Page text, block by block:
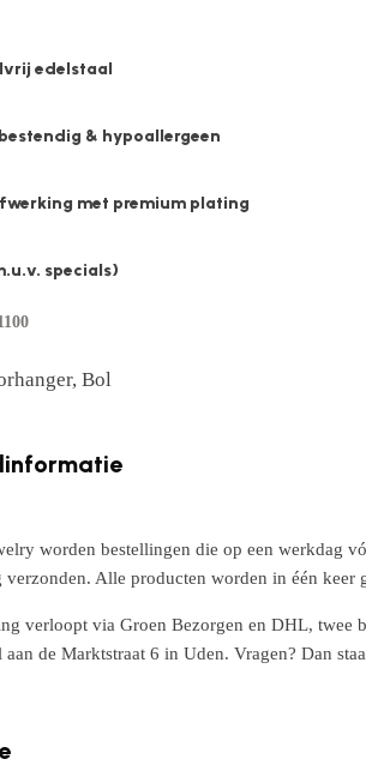
edelstaal
& hypoallergeen
met premium plating
specials)
Bol
worden bestellingen die op een werkdag
verzonden. Alle producten worden in één
verloopt via Groen Bezorgen en DHL, twee
de Marktstraat 6 in Uden. Vragen? Dan